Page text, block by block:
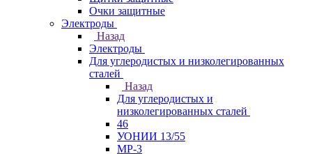
Очки защитные
Электроды
Назад
Электроды
Для углеродистых и низколегированных
сталей
Назад
Для углеродистых и
низколегированных сталей
46
УОНИИ 13/55
МР-3